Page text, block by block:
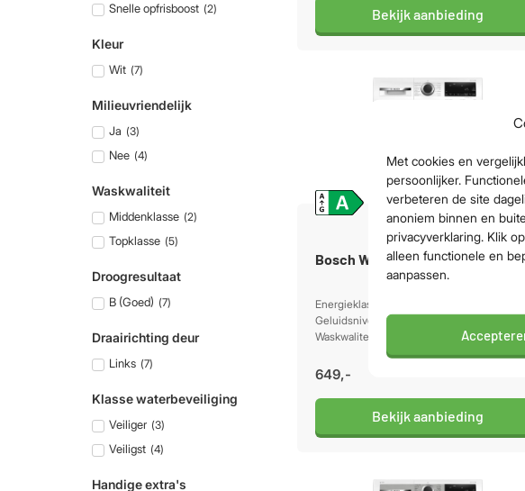
Met cookies en
persoonlijker.
verbeteren de site
anoniem binnen en
privacyverklaring. Klik
alleen functionele en
aanpassen.
Snelle opfrisboost (2)
Kleur
Wit (7)
Milieuvriendelijk
Ja (3)
Nee (4)
Waskwaliteit
Middenklasse (2)
Topklasse (5)
Droogresultaat
B (Goed) (7)
Draairichting deur
Links (7)
Klasse waterbeveiliging
Veiliger (3)
Veiligst (4)
Handige extra's
Bekijk aanbieding
Bosch WGG244ZONL
Energieklasse A / Laadvermogen: 9kg /
Geluidsniveau centrifugeren 70dB /
Waskwaliteit: Topklasse
649,-
Bekijk aanbieding